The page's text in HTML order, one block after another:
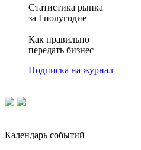
Статистика рынка
за I полугодие
Как правильно
передать бизнес
Подписка на журнал
Календарь событий